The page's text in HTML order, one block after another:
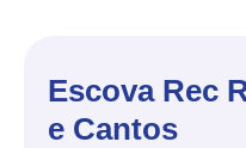
Escova Rec
e Cantos